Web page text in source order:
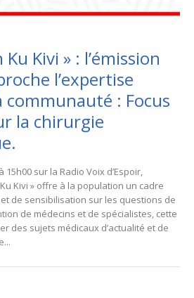
Kivi » : l’émission
l’expertise
communauté : Focus
la chirurgie
sur la Radio Voix d’Espoir,
Kivi » offre à la population un cadre
et de sensibilisation sur les questions de
de médecins et de spécialistes, cette
des sujets médicaux d’actualité et de